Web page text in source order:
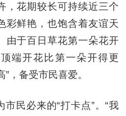
，花期较长可持续近三个
彩鲜艳，也饱含着友谊天
由于百日草花第一朵花开
端开花比第一朵开得更
，备受市民喜爱。
民必来的“打卡点”。“我